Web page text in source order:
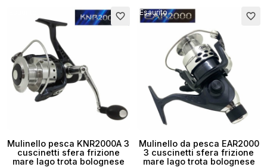
favorite_border
Mulinello pesca KNR2000A 3
cuscinetti sfera frizione
mare lago trota bolognese
Esaurito favorite_border
Mulinello da pesca EAR2000
3 cuscinetti sfera frizione
mare lago trota bolognese